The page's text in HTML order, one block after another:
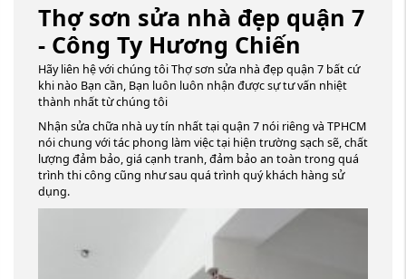
Thợ sơn sửa nhà đẹp quận 7
- Công Ty Hương Chiến
Hãy liên hệ với chúng tôi Thợ sơn sửa nhà đẹp quận 7 bất cứ
khi nào Bạn cần, Bạn luôn luôn nhận được sự tư vấn nhiệt
thành nhất từ chúng tôi
Nhận sửa chữa nhà uy tín nhất tại quận 7 nói riêng và TPHCM
nói chung với tác phong làm việc tại hiện trường sạch sẽ, chất
lượng đảm bảo, giá cạnh tranh, đảm bảo an toàn trong quá
trình thi công cũng như sau quá trình quý khách hàng sử
dụng.